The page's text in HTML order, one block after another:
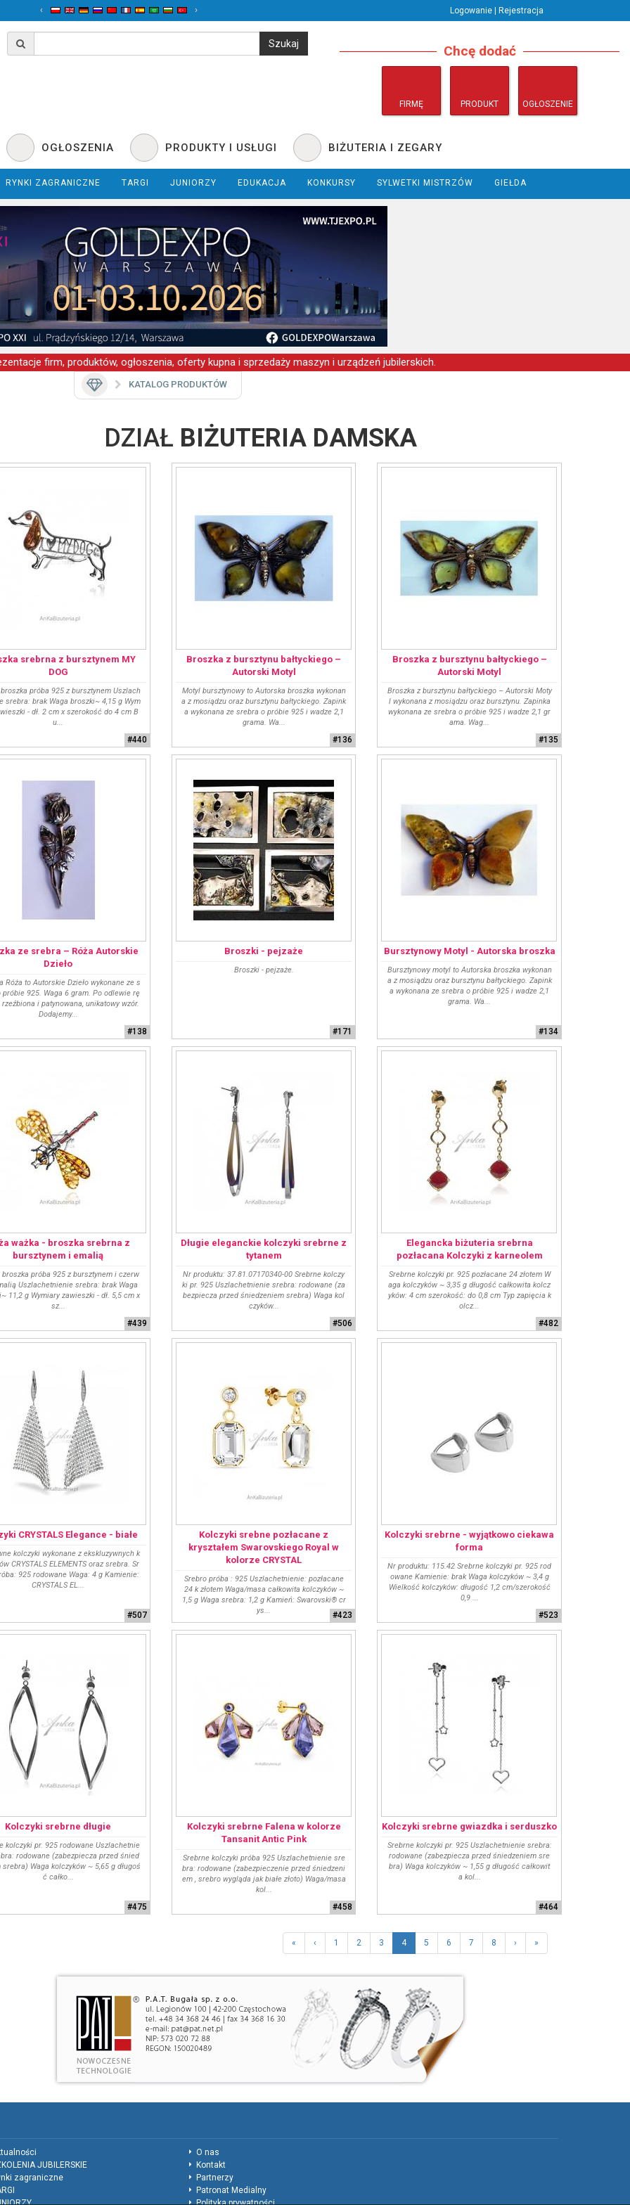
‹ › Logowanie | Rejestracja
Chcę dodać
FIRMĘ PRODUKT OGŁOSZENIE
OGŁOSZENIA PRODUKTY I USŁUGI BIŻUTERIA I ZEGARY
RYNKI ZAGRANICZNE TARGI JUNIORZY EDUKACJA KONKURSY SYLWETKI MISTRZÓW GIEŁDA
firm, produktów, ogłoszenia, oferty kupna i sprzedaży maszyn i urządzeń jubilerskich.
KATALOG PRODUKTÓW
DZIAŁ BIŻUTERIA DAMSKA
srebrna z bursztynem MY
DOG
próba 925 z bursztynem Uszlach
srebra: brak Waga broszki~ 4,15 g Wym
- dł. 2 cm x szerokość do 4 cm B
u...
#440
Broszka z bursztynu bałtyckiego –
Autorski Motyl
Motyl bursztynowy to Autorska broszka wykonan
a z mosiądzu oraz bursztynu bałtyckiego. Zapink
a wykonana ze srebra o próbie 925 i wadze 2,1
grama. Wa...
#136
Broszka z bursztynu bałtyckiego –
Autorski Motyl
Broszka z bursztynu bałtyckiego – Autorski Moty
l wykonana z mosiądzu oraz bursztynu. Zapinka
wykonana ze srebra o próbie 925 i wadze 2,1 gr
ama. Wag...
#135
ze srebra – Róża Autorskie
Dzieło
Róża to Autorskie Dzieło wykonane ze s
próbie 925. Waga 6 gram. Po odlewie rę
i patynowana, unikatowy wzór.
Dodajemy...
#138
Broszki - pejzaże
Broszki - pejzaże.
#171
Bursztynowy Motyl - Autorska broszka
Bursztynowy motyl to Autorska broszka wykonan
a z mosiądzu oraz bursztynu bałtyckiego. Zapink
a wykonana ze srebra o próbie 925 i wadze 2,1
grama. Wa...
#134
ważka - broszka srebrna z
bursztynem i emalią
broszka próba 925 z bursztynem i czerw
Uszlachetnienie srebra: brak Waga
11,2 g Wymiary zawieszki - dł. 5,5 cm x
sz...
#439
Długie eleganckie kolczyki srebrne z
tytanem
Nr produktu: 37.81.07170340-00 Srebrne kolczy
ki pr. 925 Uszlachetnienie srebra: rodowane (za
bezpiecza przed śniedzeniem srebra) Waga kol
czyków...
#506
Elegancka biżuteria srebrna
pozłacana Kolczyki z karneolem
Srebrne kolczyki pr. 925 pozłacane 24 złotem W
aga kolczyków ~ 3,35 g długość całkowita kolcz
yków: 4 cm szerokość: do 0,8 cm Typ zapięcia k
olcz...
#482
CRYSTALS Elegance - białe
kolczyki wykonane z ekskluzywnych k
CRYSTALS ELEMENTS oraz srebra. Sr
925 rodowane Waga: 4 g Kamienie:
CRYSTALS EL...
#507
Kolczyki srebne pozłacane z
kryształem Swarovskiego Royal w
kolorze CRYSTAL
Srebro próba : 925 Uszlachetnienie: pozłacane
24 k złotem Waga/masa całkowita kolczyków ~
1,5 g Waga srebra: 1,2 g Kamień: Swarovski® cr
ys...
#423
Kolczyki srebrne - wyjątkowo ciekawa
forma
Nr produktu: 115.42 Srebrne kolczyki pr. 925 rod
owane Kamienie: brak Waga kolczyków ~ 3,4 g
Wielkość kolczyków: długość 1,2 cm/szerokość
0,9 ...
#523
Kolczyki srebrne długie
kolczyki pr. 925 rodowane Uszlachetnie
rodowane (zabezpiecza przed śnied
srebra) Waga kolczyków ~ 5,65 g długoś
ć całko...
#475
Kolczyki srebrne Falena w kolorze
Tansanit Antic Pink
Srebrne kolczyki próba 925 Uszlachetnienie sre
bra: rodowane (zabezpieczenie przed śniedzeni
em , srebro wygląda jak białe złoto) Waga/masa
kol...
#458
Kolczyki srebrne gwiazdka i serduszko
Srebrne kolczyki pr. 925 Uszlachetnienie srebra:
rodowane (zabezpiecza przed śniedzeniem sre
bra) Waga kolczyków ~ 1,55 g długość całkowit
a kol...
#464
« ‹ 1 2 3 4 5 6 7 8 › »
JUBILERSKIE
zagraniczne
O nas
Kontakt
Partnerzy
Patronat Medialny
Polityka prywatności